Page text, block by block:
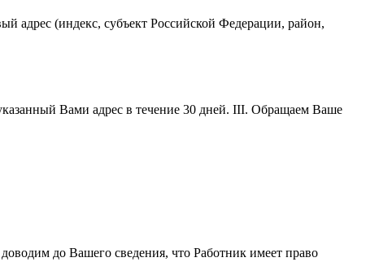
адрес (индекс, субъект Российской Федерации, район,
Вами адрес в течение 30 дней. III. Обращаем Ваше
до Вашего сведения, что Работник имеет право